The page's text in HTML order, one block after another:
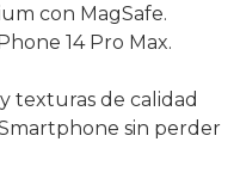
con MagSafe.
14 Pro Max.
texturas de calidad
sin perder